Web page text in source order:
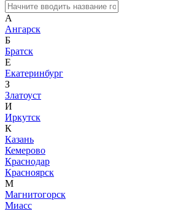
А
Ангарск
Б
Братск
Е
Екатеринбург
З
Златоуст
И
Иркутск
К
Казань
Кемерово
Краснодар
Красноярск
М
Магнитогорск
Миасс